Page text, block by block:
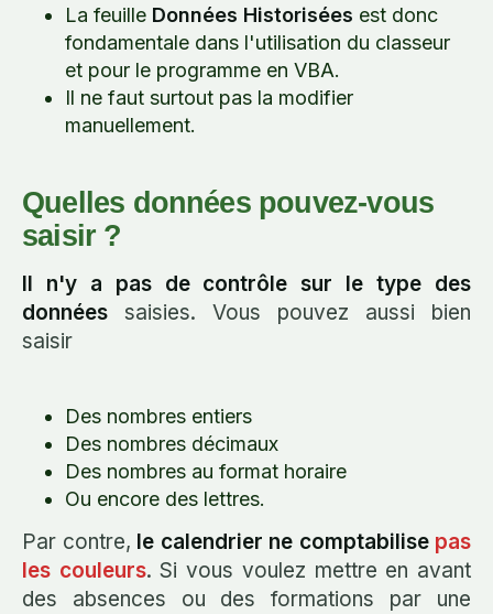
La feuille Données Historisées est donc
fondamentale dans l'utilisation du classeur
et pour le programme en VBA.
Il ne faut surtout pas la modifier
manuellement.
Quelles données pouvez-vous
saisir ?
Il n'y a pas de contrôle sur le type des
données saisies. Vous pouvez aussi bien
saisir
Des nombres entiers
Des nombres décimaux
Des nombres au format horaire
Ou encore des lettres.
Par contre, le calendrier ne comptabilise pas
les couleurs. Si vous voulez mettre en avant
des absences ou des formations par une